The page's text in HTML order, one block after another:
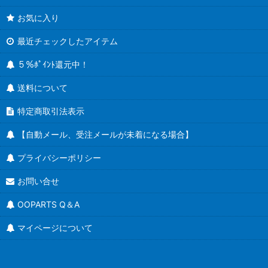
お気に入り
最近チェックしたアイテム
５％ﾎﾟｲﾝﾄ還元中！
送料について
特定商取引法表示
【自動メール、受注メールが未着になる場合】
プライバシーポリシー
お問い合せ
OOPARTS Q＆A
マイページについて